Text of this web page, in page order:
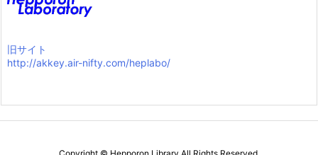
旧サイト
http://akkey.air-nifty.com/heplabo/